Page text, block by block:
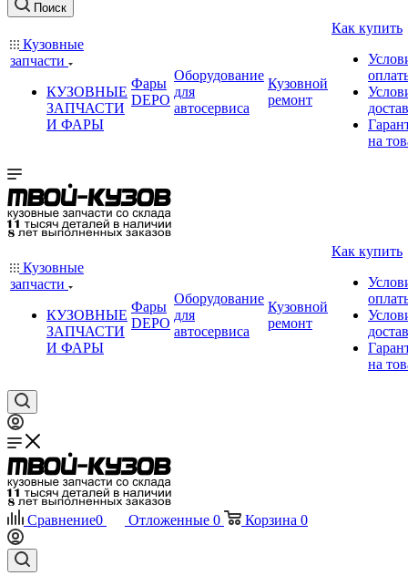
Поиск
Кузовные
запчасти
КУЗОВНЫЕ
ЗАПЧАСТИ
И ФАРЫ
Фары
DEPO
Оборудование
для
автосервиса
Кузовной
ремонт
Как купить
на
Кузовные
запчасти
КУЗОВНЫЕ
ЗАПЧАСТИ
И ФАРЫ
Фары
DEPO
Оборудование
для
автосервиса
Кузовной
ремонт
Как купить
на
Сравнение0 Отложенные 0 Корзина 0